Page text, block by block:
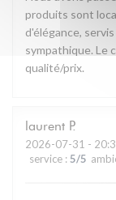
produits sont
d'élégance,
sympathique. Le
qualité/prix.
laurent P
2026-07-31 -
service : 5/5